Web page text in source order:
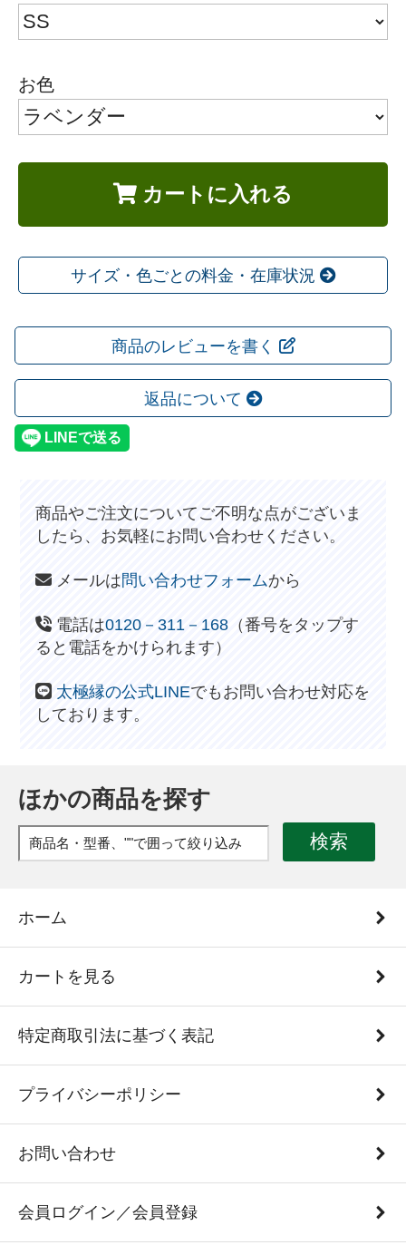
お色
カートに入れる
サイズ・色ごとの料金・在庫状況
商品のレビューを書く
返品について
商品やご注文についてご不明な点がございま
したら、お気軽にお問い合わせください。
メールは問い合わせフォームから
電話は0120－311－168 （番号をタップす
ると電話をかけられます）
太極縁の公式LINEでもお問い合わせ対応を
しております。
ほかの商品を探す
検索
ホーム
カートを見る
特定商取引法に基づく表記
プライバシーポリシー
お問い合わせ
会員ログイン／会員登録